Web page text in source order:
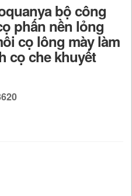
bộ công
phấn nền lỏng
cọ lông mày làm
cọ che khuyết